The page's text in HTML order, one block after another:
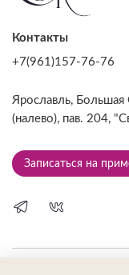
Контакты
+7(961)157-76-76
Ярославль,
(налево), пав. 204,
Записаться на